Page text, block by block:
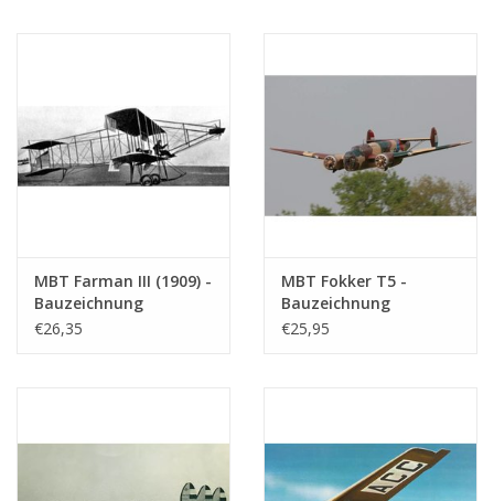
NEUE ZEITSCHRIFTEN
ABONNEMENT DER
MBT Farman III (1909) -
Bauzeichnung
Maßstab 1 : N/A
€26,35
MBT Fokker T5 -
Bauzeichnung
Maßstab 1 : 30
€25,95